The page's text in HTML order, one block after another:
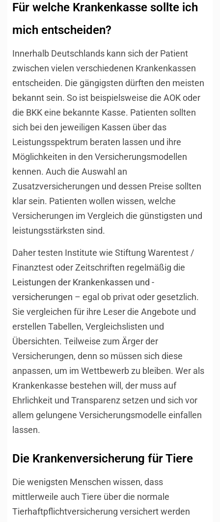
Für welche Krankenkasse sollte ich
mich entscheiden?
Innerhalb Deutschlands kann sich der Patient
zwischen vielen verschiedenen Krankenkassen
entscheiden. Die gängigsten dürften den meisten
bekannt sein. So ist beispielsweise die AOK oder
die BKK eine bekannte Kasse. Patienten sollten
sich bei den jeweiligen Kassen über das
Leistungsspektrum beraten lassen und ihre
Möglichkeiten in den Versicherungsmodellen
kennen. Auch die Auswahl an
Zusatzversicherungen und dessen Preise sollten
klar sein. Patienten wollen wissen, welche
Versicherungen im Vergleich die günstigsten und
leistungsstärksten sind.
Daher testen Institute wie Stiftung Warentest /
Finanztest oder Zeitschriften regelmäßig die
Leistungen der Krankenkassen und -
versicherungen – egal ob privat oder gesetzlich.
Sie vergleichen für ihre Leser die Angebote und
erstellen Tabellen, Vergleichslisten und
Übersichten. Teilweise zum Ärger der
Versicherungen, denn so müssen sich diese
anpassen, um im Wettbewerb zu bleiben. Wer als
Krankenkasse bestehen will, der muss auf
Ehrlichkeit und Transparenz setzen und sich vor
allem gelungene Versicherungsmodelle einfallen
lassen.
Die Krankenversicherung für Tiere
Die wenigsten Menschen wissen, dass
mittlerweile auch Tiere über die normale
Tierhaftpflichtversicherung versichert werden